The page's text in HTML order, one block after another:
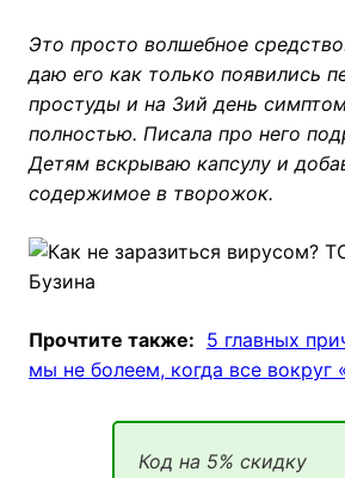
Это просто волшебное
даю его как только появились
простуды и на 3ий день
полностью. Писала про него
Детям вскрываю капсулу и
содержимое в творожок.
Бузина
Прочтите также: 5 главных
мы не болеем, когда все вокруг
Код на 5% скидку